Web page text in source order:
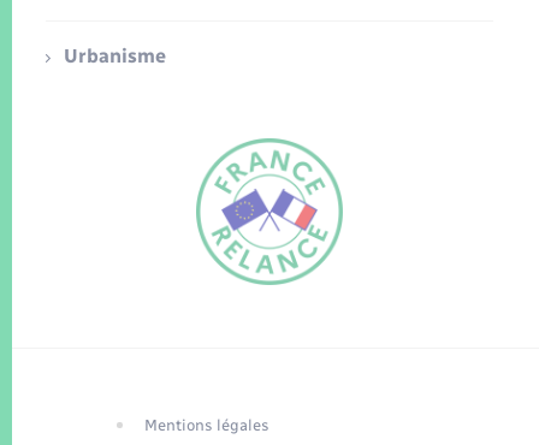
Urbanisme
Mentions légales